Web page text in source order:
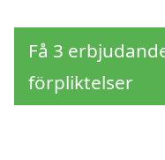
Få 3
förpliktelser